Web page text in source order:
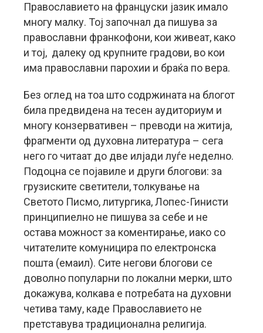
Православието на француски јазик имало
многу малку. Тој започнал да пишува за
православни франкофони, кои живеат, како
и тој, далеку од крупните градови, во кои
има православни парохии и браќа по вера.
Без оглед на тоа што содржината на блогот
била предвидена на тесен аудиториум и
многу конзервативен – преводи на житија,
фрагменти од духовна литература – сега
него го читаат до две илјади луѓе неделно.
Подоцна се појавиле и други блогови: за
грузиските светители, толкување на
Светото Писмо, литургика, Лопес-Гинисти
принципиелно не пишува за себе и не
остава можност за коментирање, иако со
читателите комуницира по електронска
пошта (емаил). Сите негови блогови се
доволно популарни по локални мерки, што
докажува, колкава е потребата на духовни
четива таму, каде Православието не
претставува традиционална религија.